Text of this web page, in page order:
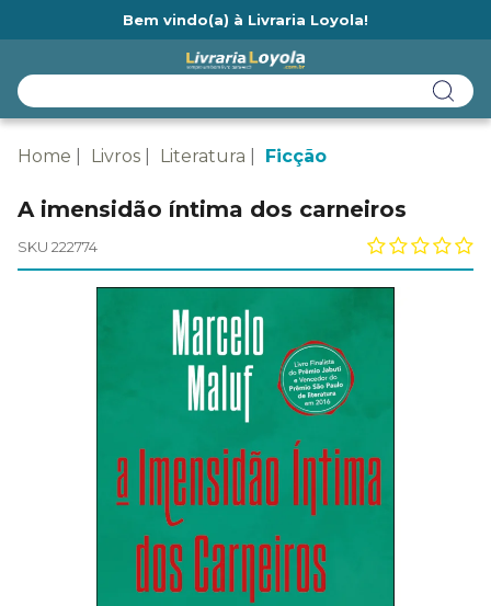
Bem vindo(a) à Livraria Loyola!
Home Livros Literatura Ficção
A imensidão íntima dos carneiros
SKU 222774